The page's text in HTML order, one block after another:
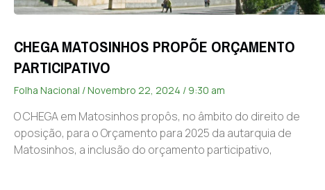
CHEGA MATOSINHOS PROPÕE ORÇAMENTO
PARTICIPATIVO
Folha Nacional Novembro 22, 2024 9:30 am
O CHEGA em Matosinhos propôs, no âmbito do direito de
oposição, para o Orçamento para 2025 da autarquia de
Matosinhos, a inclusão do orçamento participativo,